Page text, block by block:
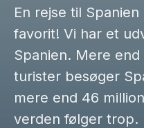
En rejse til
favorit! Vi har et
Spanien. Mere
turister besøger
mere end 46
verden følger